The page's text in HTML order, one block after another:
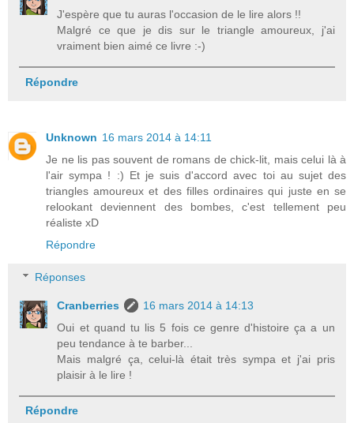
J'espère que tu auras l'occasion de le lire alors !!
Malgré ce que je dis sur le triangle amoureux, j'ai
vraiment bien aimé ce livre :-)
Répondre
Unknown 16 mars 2014 à 14:11
Je ne lis pas souvent de romans de chick-lit, mais celui là à
l'air sympa ! :) Et je suis d'accord avec toi au sujet des
triangles amoureux et des filles ordinaires qui juste en se
relookant deviennent des bombes, c'est tellement peu
réaliste xD
Répondre
Réponses
Cranberries
16 mars 2014 à 14:13
Oui et quand tu lis 5 fois ce genre d'histoire ça a un
peu tendance à te barber...
Mais malgré ça, celui-là était très sympa et j'ai pris
plaisir à le lire !
Répondre